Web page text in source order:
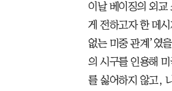
이날 베이징의 외교
게 전하고자 한 메
없는 미중 관계’였
의 시구를 인용해
를 싫어하지 않고,